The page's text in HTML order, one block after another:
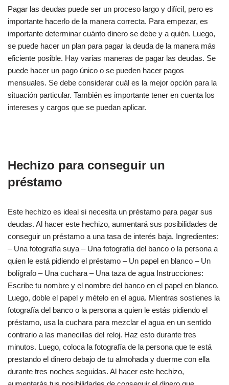
Pagar las deudas puede ser un proceso largo y difícil, pero es
importante hacerlo de la manera correcta. Para empezar, es
importante determinar cuánto dinero se debe y a quién. Luego,
se puede hacer un plan para pagar la deuda de la manera más
eficiente posible. Hay varias maneras de pagar las deudas. Se
puede hacer un pago único o se pueden hacer pagos
mensuales. Se debe considerar cuál es la mejor opción para la
situación particular. También es importante tener en cuenta los
intereses y cargos que se puedan aplicar.
Hechizo para conseguir un
préstamo
Este hechizo es ideal si necesita un préstamo para pagar sus
deudas. Al hacer este hechizo, aumentará sus posibilidades de
conseguir un préstamo a una tasa de interés baja. Ingredientes:
– Una fotografía suya – Una fotografía del banco o la persona a
quien le está pidiendo el préstamo – Un papel en blanco – Un
bolígrafo – Una cuchara – Una taza de agua Instrucciones:
Escribe tu nombre y el nombre del banco en el papel en blanco.
Luego, doble el papel y mételo en el agua. Mientras sostienes la
fotografía del banco o la persona a quien le estás pidiendo el
préstamo, usa la cuchara para mezclar el agua en un sentido
contrario a las manecillas del reloj. Haz esto durante tres
minutos. Luego, coloca la fotografía de la persona que te está
prestando el dinero debajo de tu almohada y duerme con ella
durante tres noches seguidas. Al hacer este hechizo,